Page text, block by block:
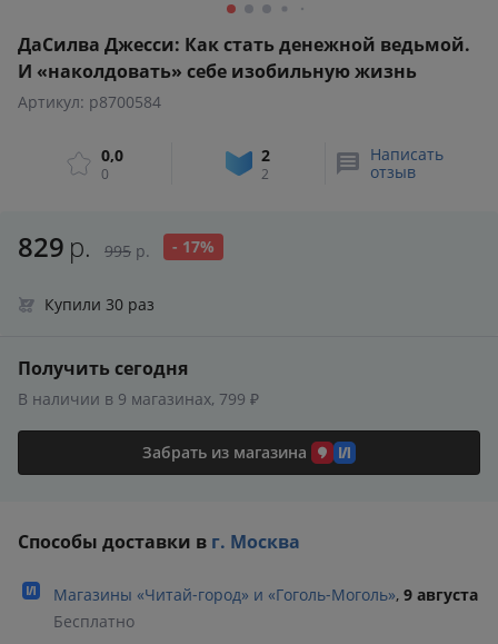
ДаСилва Джесси: Как стать денежной ведьмой.
И «наколдовать» себе изобильную жизнь
Артикул: p8700584
0,0
0
2
2
Написать
отзыв
829 р. 995 р. - 17%
Купили 30 раз
Получить сегодня
В наличии в 9 магазинах, 799 ₽
Забрать из магазина
Способы доставки в г. Москва
Магазины «Читай‑город» и «Гоголь‑Моголь», 9 августа
Бесплатно